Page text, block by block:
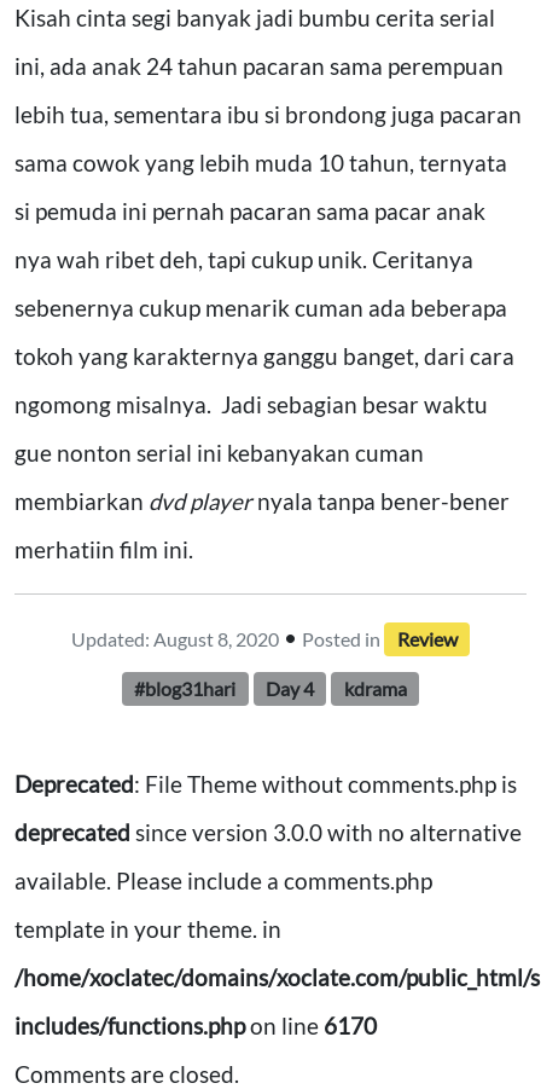
Kisah cinta segi banyak jadi bumbu cerita serial
ini, ada anak 24 tahun pacaran sama perempuan
lebih tua, sementara ibu si brondong juga pacaran
sama cowok yang lebih muda 10 tahun, ternyata
si pemuda ini pernah pacaran sama pacar anak
nya wah ribet deh, tapi cukup unik. Ceritanya
sebenernya cukup menarik cuman ada beberapa
tokoh yang karakternya ganggu banget, dari cara
ngomong misalnya. Jadi sebagian besar waktu
gue nonton serial ini kebanyakan cuman
membiarkan dvd playernyala tanpa bener-bener
merhatiin film ini.
Updated: August 8, 2020 • Posted in Review
#blog31hari Day 4 kdrama
Deprecated: File Theme without comments.php is
deprecated since version 3.0.0 with no alternative
available. Please include a comments.php
template in your theme. in
/home/xoclatec/domains/xoclate.com/public_html/
includes/functions.phpon line 6170
Comments are closed.